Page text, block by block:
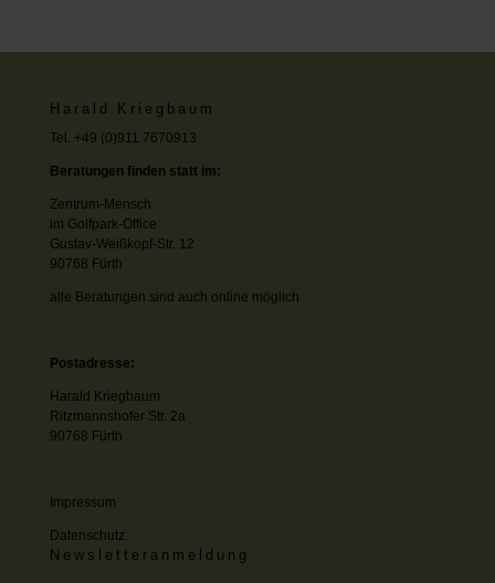
Harald Kriegbaum
Tel. +49 (0)911 7670913
Beratungen finden statt im:
Zentrum-Mensch
im Golfpark-Office
Gustav-Weißkopf-Str. 12
90768 Fürth
alle Beratungen sind auch online möglich
Postadresse:
Harald Kriegbaum
Ritzmannshofer Str. 2a
90768 Fürth
Impressum
Datenschutz
Newsletteranmeldung